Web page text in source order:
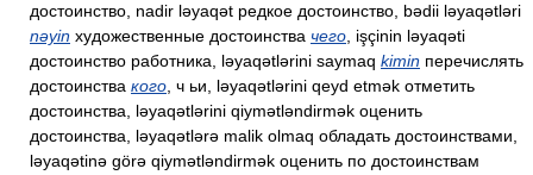
достоинство, nadir ləyaqət редкое достоинство, bədii ləyaqətləri
nəyin художественные достоинства чего , işçinin ləyaqəti
достоинство работника, ləyaqətlərini saymaq kimin перечислять
достоинства кого , ч ьи, ləyaqətlərini qeyd etmək отметить
достоинства, ləyaqətlərini qiymətləndirmək оценить
достоинства, ləyaqətlərə malik olmaq обладать достоинствами,
ləyaqətinə görə qiymətləndirmək оценить по достоинствам